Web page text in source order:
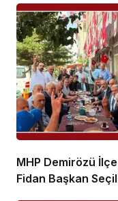
MHP Demirözü
Fidan Başkan